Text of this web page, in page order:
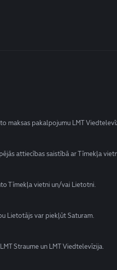
maksas pakalpojumu LMT
attiecības saistībā ar Tīmekļa
Tīmekļa vietni un/vai Lietotni.
Lietotājs var piekļūt Saturam.
Straume un LMT Viedtelevīzija.